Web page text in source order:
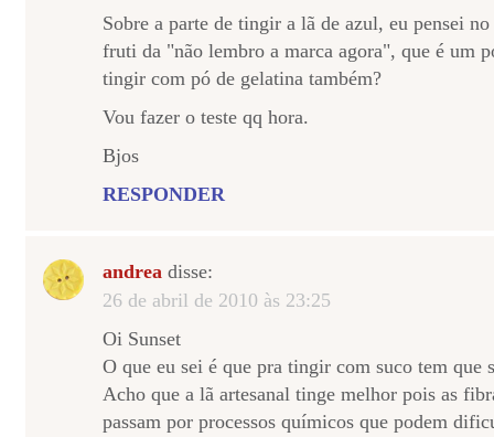
Sobre a parte de tingir a lã de azul, eu pensei
fruti da "não lembro a marca agora", que é um
tingir com pó de gelatina também?
Vou fazer o teste qq hora.
Bjos
RESPONDER
andrea disse:
26 de abril de 2010 às 23:25
Oi Sunset
O que eu sei é que pra tingir com suco tem que
Acho que a lã artesanal tinge melhor pois as
passam por processos químicos que podem